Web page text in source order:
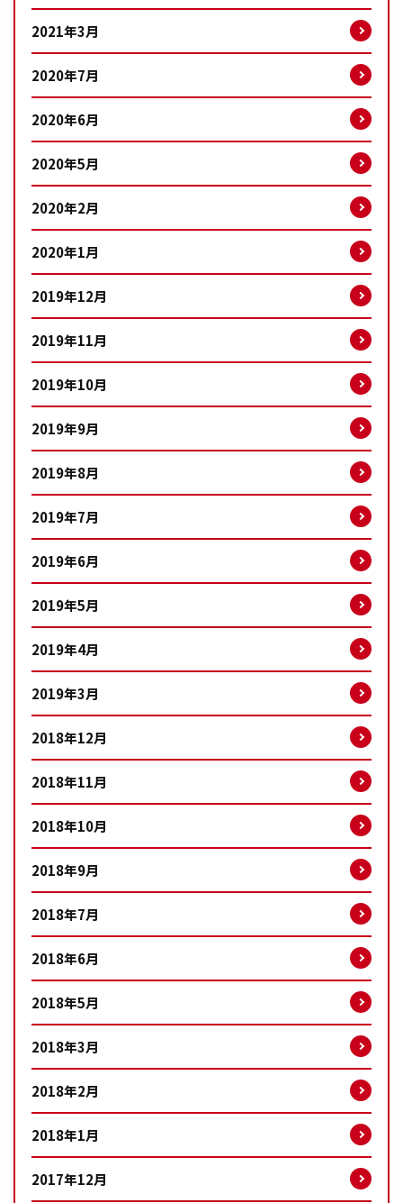
2021年3月
2020年7月
2020年6月
2020年5月
2020年2月
2020年1月
2019年12月
2019年11月
2019年10月
2019年9月
2019年8月
2019年7月
2019年6月
2019年5月
2019年4月
2019年3月
2018年12月
2018年11月
2018年10月
2018年9月
2018年7月
2018年6月
2018年5月
2018年3月
2018年2月
2018年1月
2017年12月